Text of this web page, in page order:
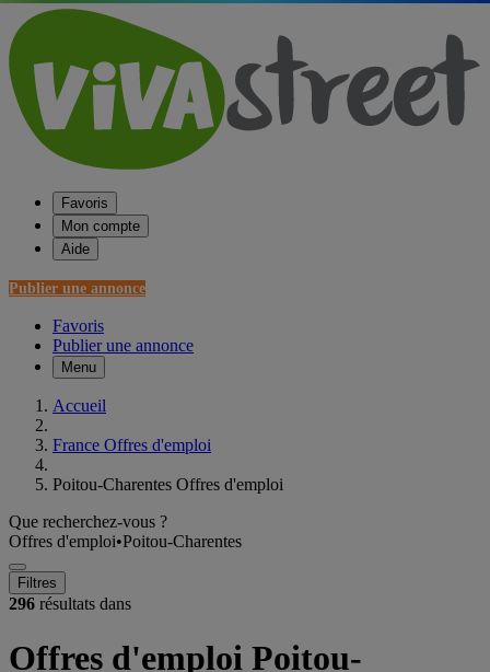
Favoris
Mon compte
Aide
Publier une annonce
Favoris
Publier une annonce
Menu
Accueil
France Offres d'emploi
Poitou-Charentes Offres d'emploi
Que recherchez-vous ?
Offres d'emploi•Poitou-Charentes
Filtres
296 résultats dans
Offres d'emploi Poitou-